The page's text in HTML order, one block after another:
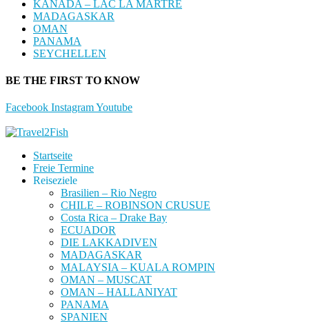
KANADA – LAC LA MARTRE
MADAGASKAR
OMAN
PANAMA
SEYCHELLEN
BE THE FIRST TO KNOW
Facebook InstagramYoutube
Startseite
Freie Termine
Reiseziele
Brasilien – Rio Negro
CHILE – ROBINSON CRUSUE
Costa Rica – Drake Bay
ECUADOR
DIE LAKKADIVEN
MADAGASKAR
MALAYSIA – KUALA ROMPIN
OMAN – MUSCAT
OMAN – HALLANIYAT
PANAMA
SPANIEN